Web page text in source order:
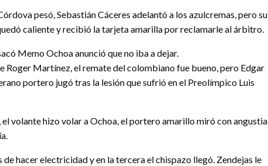
pesó, Sebastián Cáceres adelantó a los azulcremas, pero su
caliente y recibió la tarjeta amarilla por reclamarle al árbitro.
Memo Ochoa anunció que no iba a dejar.
Roger Martínez, el remate del colombiano fue bueno, pero Edgar
portero jugó tras la lesión que sufrió en el Preolímpico Luis
volante hizo volar a Ochoa, el portero amarillo miró con angustia
hacer electricidad y en la tercera el chispazo llegó. Zendejas le